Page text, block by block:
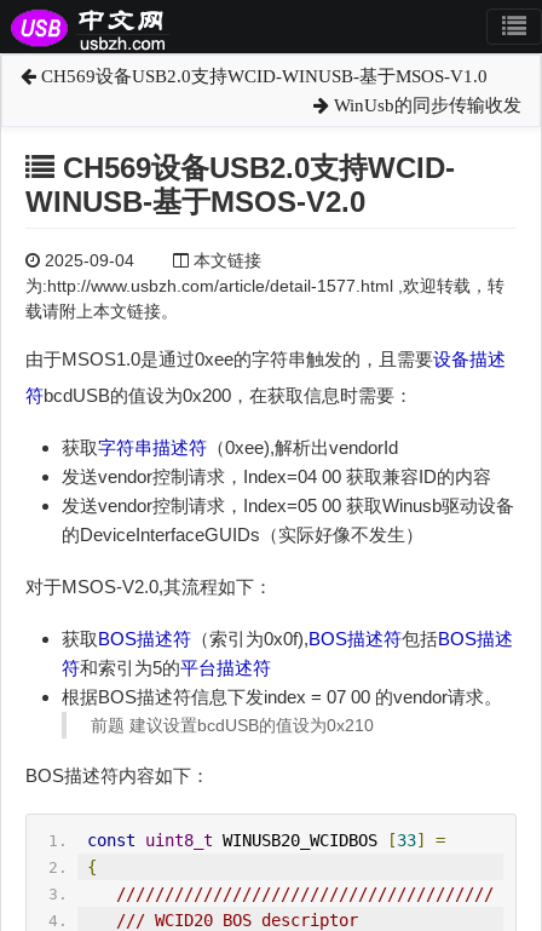
CH569设备USB2.0支持WCID-WINUSB-基于MSOS-V1.0
WinUsb的同步传输收发
CH569设备USB2.0支持WCID-
WINUSB-基于MSOS-V2.0
2025-09-04
本文链接
为:http://www.usbzh.com/article/detail-1577.html ,欢迎转载，转
载请附上本文链接。
由于MSOS1.0是通过0xee的字符串触发的，且需要设备描述
符bcdUSB的值设为0x200，在获取信息时需要：
获取字符串描述符 （0xee),解析出vendorId
发送vendor控制请求，Index=04 00 获取兼容ID的内容
发送vendor控制请求，Index=05 00 获取Winusb驱动设备
的DeviceInterfaceGUIDs（实际好像不发生）
对于MSOS-V2.0,其流程如下：
获取BOS描述符 （索引为0x0f),BOS描述符包括BOS描述
符和索引为5的平台描述符
根据BOS描述符信息下发index = 07 00 的vendor请求。
前题 建议设置bcdUSB的值设为0x210
BOS描述符内容如下：
const uint8_t WINUSB20_WCIDBOS [33]
=
{
///////////////////////////////////////
/// WCID20 BOS descriptor